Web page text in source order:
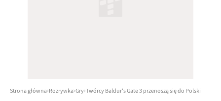
Strona główna Rozrywka Gry Twórcy Baldur's Gate 3 przenoszą się do Polski